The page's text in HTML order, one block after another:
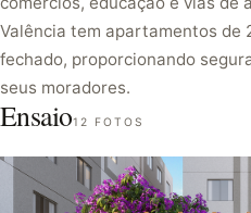
Valência tem apartamentos de
fechado, proporcionando
seus moradores.
Ensaio12 FOTOS